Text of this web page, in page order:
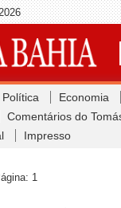
Política Economia
Comentários do
Impresso
1